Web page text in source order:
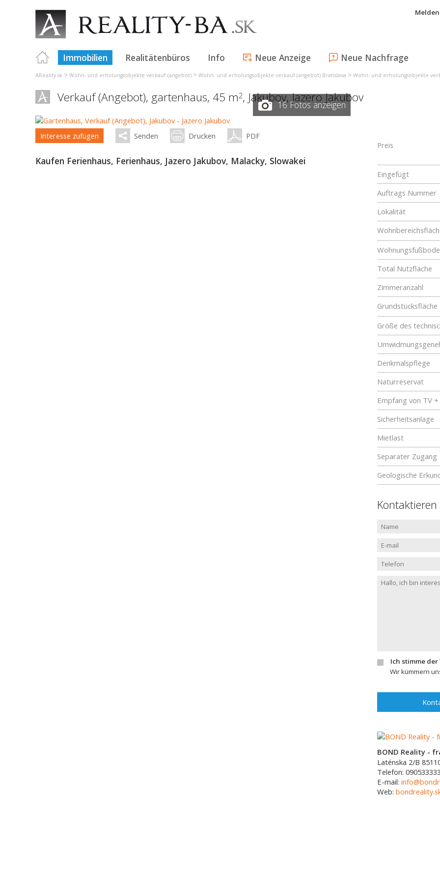
Immobilien Realitätenbüros Info Neue Anzeige Neue Nachfrage
AReality.sk > Wohn- und erholungsobjekte verkauf (angebot) > Wohn- und erholungsobjekte verkauf (angebot) Bratislava > Wohn- und erholungsobjekte
Verkauf (Angebot), gartenhaus, 45 m2, Jakubov,Jazero Jakubov
16 Fotos anzeigen
Interesse zufügen Senden Drucken PDF
Kaufen Ferienhaus, Ferienhaus, Jazero Jakubov, Malacky, Slowakei
Preis
Eingefügt
Auftrags Nummer
Lokalität
Total Nutzfläche
Zimmeranzahl
Größe des
Denkmalspflege
Naturreservat
Empfang von TV +
Sicherheitsanlage
Mietlast
Separater Zugang
Geologische
Kontaktieren
Ich stimme
Wir kümmern
BOND Reality -
Laténska 2/B
Telefon:
E-mail:
Web: